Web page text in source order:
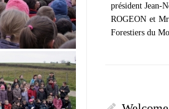
président Jean-
ROGEON et
Forestiers du